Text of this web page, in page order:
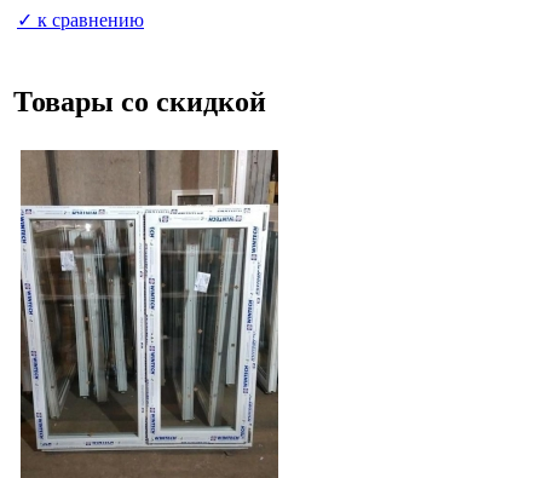
✓ к сравнению
Товары со скидкой